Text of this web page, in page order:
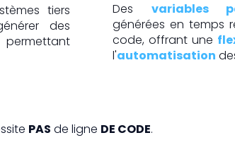
tiers
des
Des variables
générées en temps
code, offrant une
l'automatisation
PAS de ligne DE CODE.